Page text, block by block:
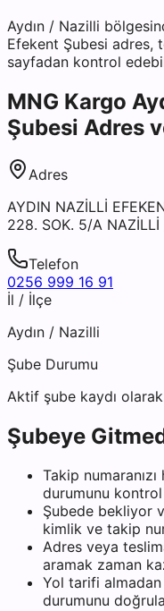
Aydın / Nazilli
Efekent Şubesi adres,
sayfadan kontrol
MNG Kargo
Şubesi Adres
Adres
AYDIN NAZİLLİ
228. SOK. 5/A NAZİLLİ
Telefon
0256 999 16 91
İl / İlçe
Aydın / Nazilli
Şube Durumu
Aktif şube kaydı
Şubeye
Takip
durumunu
Şubede bekliyor
kimlik ve takip
Adres veya
aramak zaman
Yol tarifi
durumunu